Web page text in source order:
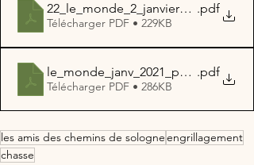
22_le_monde_2_janvier_2021
.pdf
Télécharger PDF • 229KB
le_monde_janv_2021_pouille
.pdf
Télécharger PDF • 286KB
les amis des chemins de sologneengrillagement
chasse